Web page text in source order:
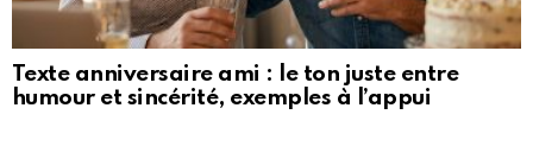
Texte anniversaire ami : le ton juste entre
humour et sincérité, exemples à l’appui